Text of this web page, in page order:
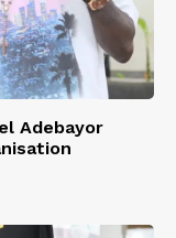
Adebayor